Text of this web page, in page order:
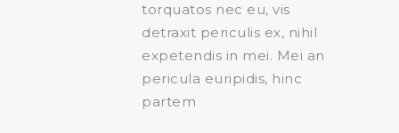
torquatos nec eu, vis
detraxit periculis ex, nihil
expetendis in mei. Mei an
pericula euripidis, hinc
partem